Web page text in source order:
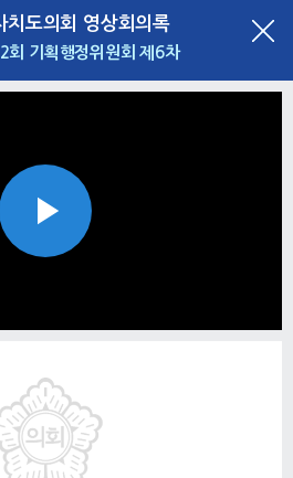
치도의회 영상회의록
회 기획행정위원회 제6차
Play